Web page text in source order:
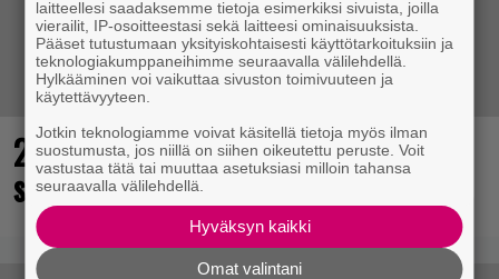
25 kaikkien aikojen parasta
supersankaripeliä listattu
laitteellesi saadaksemme tietoja esimerkiksi sivuista, joilla
vierailit, IP-osoitteestasi sekä laitteesi ominaisuuksista.
Pääset tutustumaan yksityiskohtaisesti käyttötarkoituksiin ja
teknologiakumppaneihimme seuraavalla välilehdellä.
Hylkääminen voi vaikuttaa sivuston toimivuuteen ja
käytettävyyteen.
Jotkin teknologiamme voivat käsitellä tietoja myös ilman
suostumusta, jos niillä on siihen oikeutettu peruste. Voit
vastustaa tätä tai muuttaa asetuksiasi milloin tahansa
seuraavalla välilehdellä.
Hyväksyn kaikki
Omat valintani